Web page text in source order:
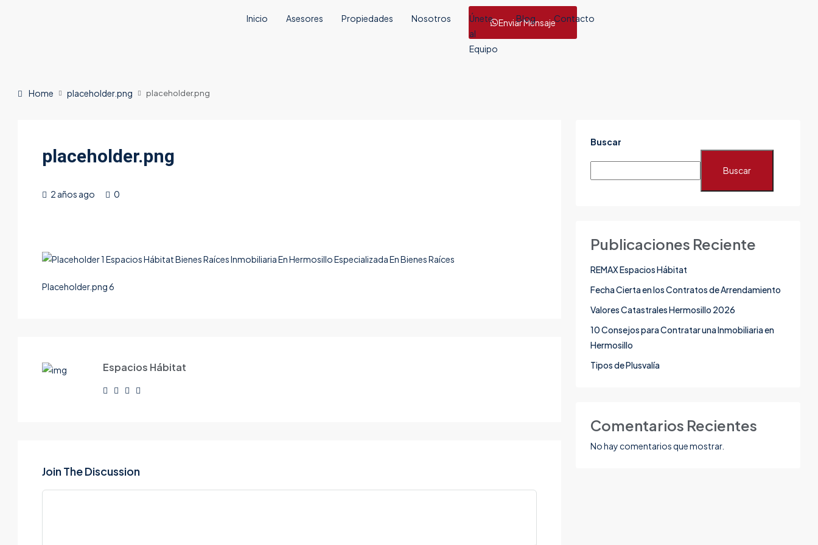
Inicio Asesores Propiedades Nosotros
Únete
al
Equipo
Blog Contacto
Enviar Mensaje
Home placeholder.png placeholder.png
placeholder.png
2 años ago 0
Placeholder.png 6
Espacios Hábitat
Join The Discussion
Buscar
Buscar
Publicaciones Reciente
REMAX Espacios Hábitat
Fecha Cierta en los Contratos de Arrendamiento
Valores Catastrales Hermosillo 2026
10 Consejos para Contratar una Inmobiliaria en
Hermosillo
Tipos de Plusvalía
Comentarios Recientes
No hay comentarios que mostrar.